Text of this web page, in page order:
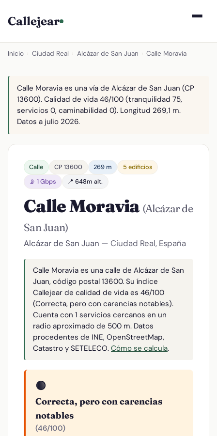
Callejear
Inicio Ciudad Real Alcázar de San Juan Calle Moravia
Calle Moravia es una vía de Alcázar de San Juan (CP
13600). Calidad de vida 46/100 (tranquilidad 75,
servicios 0, caminabilidad 0). Longitud 269,1 m.
Datos a julio 2026.
Calle CP 13600 269 m
5 edificios
📡 1 Gbps
📍 648m alt.
Calle Moravia (Alcázar de
San Juan)
Alcázar de San Juan — Ciudad Real, España
Calle Moravia es una calle de Alcázar de San
Juan, código postal 13600. Su índice
Callejear de calidad de vida es 46/100
(Correcta, pero con carencias notables).
Cuenta con 1 servicios cercanos en un
radio aproximado de 500 m. Datos
procedentes de INE, OpenStreetMap,
Catastro y SETELECO. Cómo se calcula.
🟠
Correcta, pero con carencias
notables
(46/100)